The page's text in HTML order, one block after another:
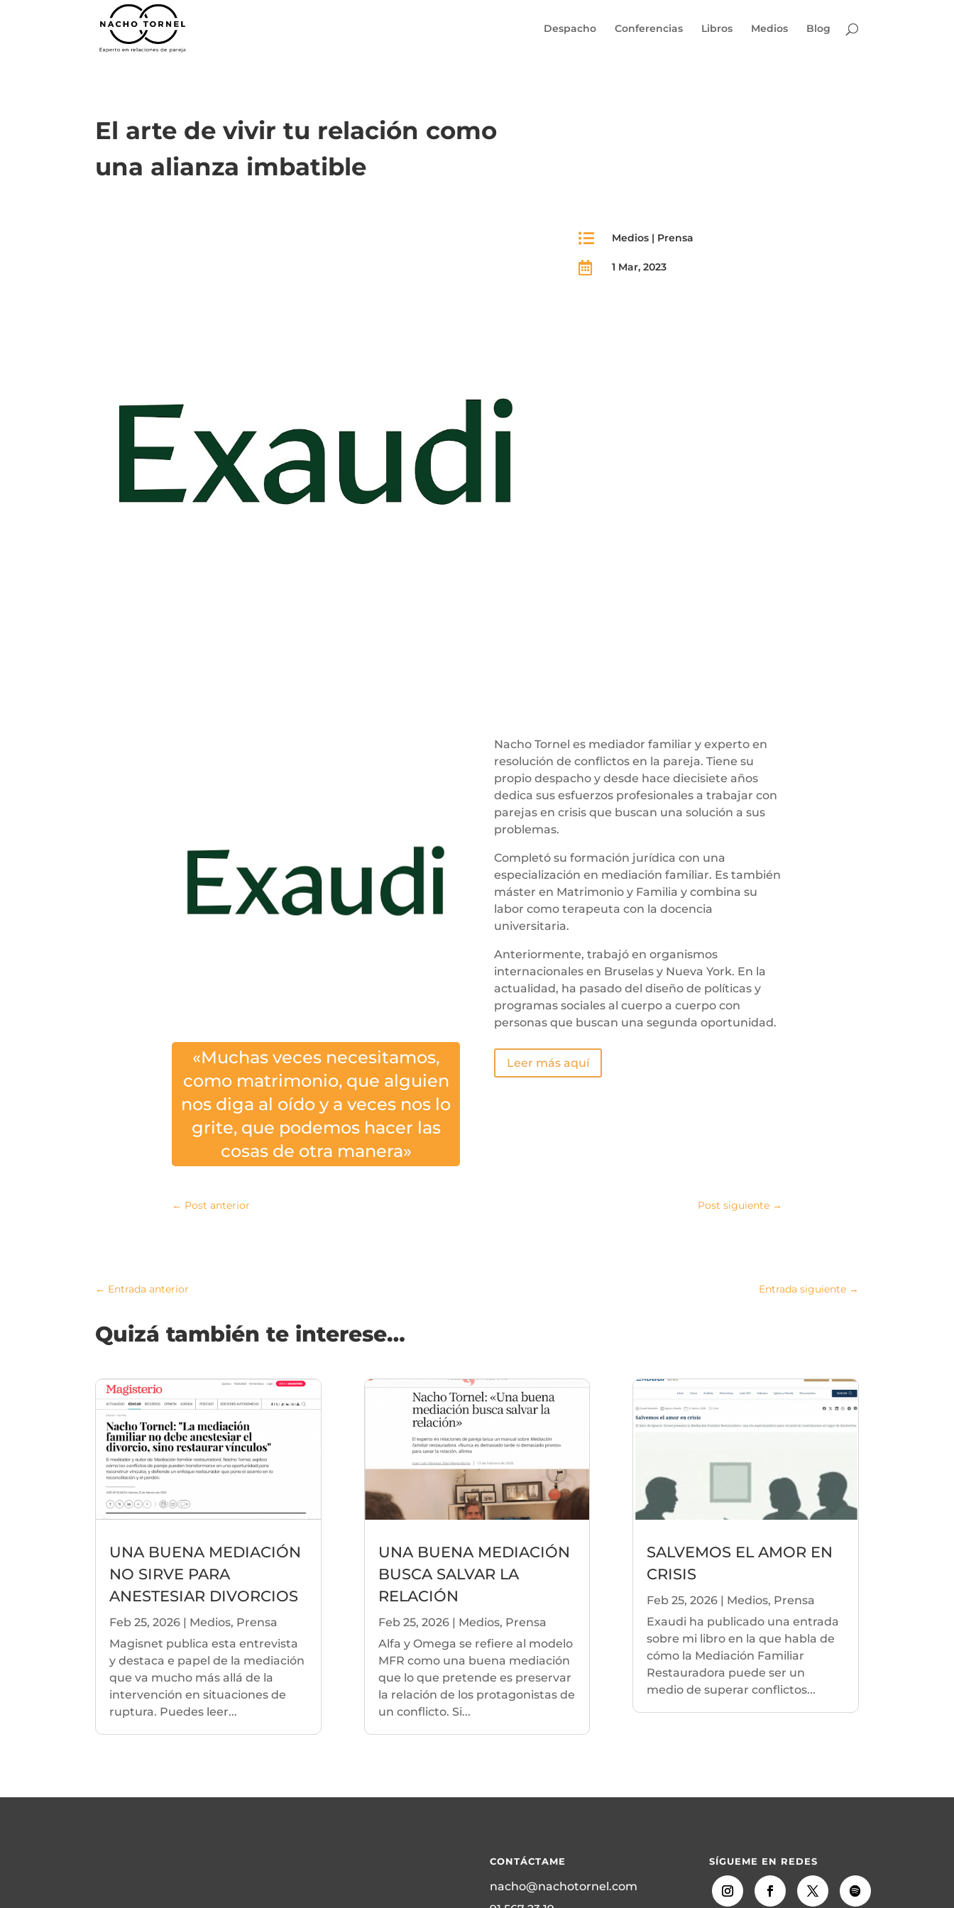
Despacho Conferencias Libros Medios Blog
El arte de vivir tu relación como
una alianza imbatible
 Medios | Prensa
 1 Mar, 2023
«Muchas veces necesitamos,
como matrimonio, que alguien
nos diga al oído y a veces nos lo
grite, que podemos hacer las
cosas de otra manera»
Nacho Tornel es mediador familiar y experto en
resolución de conflictos en la pareja. Tiene su
propio despacho y desde hace diecisiete años
dedica sus esfuerzos profesionales a trabajar con
parejas en crisis que buscan una solución a sus
problemas.
Completó su formación jurídica con una
especialización en mediación familiar. Es también
máster en Matrimonio y Familia y combina su
labor como terapeuta con la docencia
universitaria.
Anteriormente, trabajó en organismos
internacionales en Bruselas y Nueva York. En la
actualidad, ha pasado del diseño de políticas y
programas sociales al cuerpo a cuerpo con
personas que buscan una segunda oportunidad.
Leer más aquí
← Post anterior Post siguiente →
← Entrada anterior Entrada siguiente→
Quizá también te interese…
UNA BUENA MEDIACIÓN
NO SIRVE PARA
ANESTESIAR DIVORCIOS
Feb 25, 2026 | Medios, Prensa
Magisnet publica esta entrevista
y destaca e papel de la mediación
que va mucho más allá de la
intervención en situaciones de
ruptura. Puedes leer...
UNA BUENA MEDIACIÓN
BUSCA SALVAR LA
RELACIÓN
Feb 25, 2026| Medios, Prensa
Alfa y Omega se refiere al modelo
MFR como una buena mediación
que lo que pretende es preservar
la relación de los protagonistas de
un conflicto. Si...
SALVEMOS EL AMOR EN
CRISIS
Feb 25, 2026| Medios, Prensa
Exaudi ha publicado una entrada
sobre mi libro en la que habla de
cómo la Mediación Familiar
Restauradora puede ser un
medio de superar conflictos...
CONTÁCTAME
nacho@nachotornel.com
SÍGUEME EN REDES